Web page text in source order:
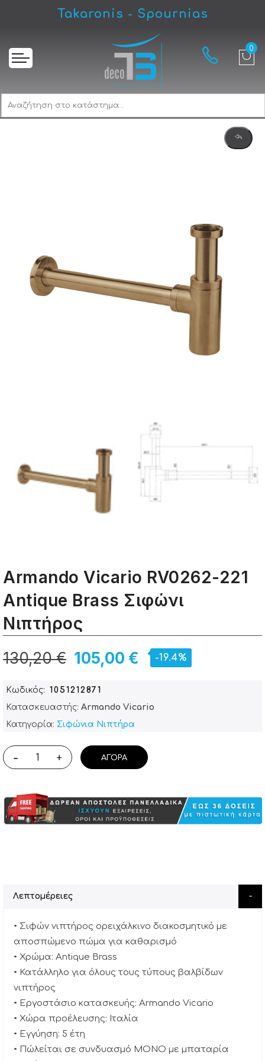
Takaronis - Spournias
Armando Vicario RV0262-221 Antique Brass Σιφώνι Νιπτήρος
Armando Vicario RV0262-221
Antique Brass Σιφώνι
Νιπτήρος
105,00 €
130,20 € -19.4%
Κωδικός
1051212871
Κατασκευαστής: Armando Vicario
Κατηγορία: Σιφώνια Νιπτήρα
- + ΑΓΟΡΆ
Λεπτομέρειες
• Σιφών νιπτήρος ορειχάλκινο διακοσμητικό με
αποσπώμενο πώμα για καθαρισμό
• Χρώμα: Antique Brass
• Κατάλληλο για όλους τους τύπους βαλβίδων
νιπτήρος
• Εργοστάσιο κατασκευής: Armando Vicario
• Χώρα προέλευσης: Ιταλία
• Εγγύηση: 5 έτη
• Πώλείται σε συνδυασμό ΜΟΝΟ με μπαταρία